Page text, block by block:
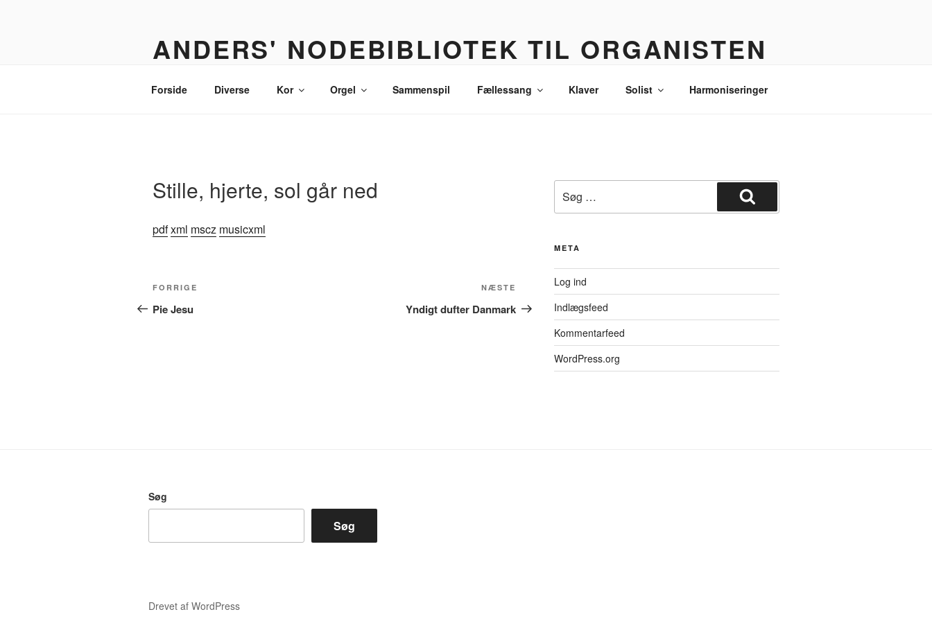
ANDERS' NODEBIBLIOTEK TIL ORGANISTEN
Forside Diverse Kor Orgel Sammenspil Fællessang Klaver Solist Harmoniseringer
Stille, hjerte, sol går ned
pdfxml mscz musicxml
Indlægsnavigation
Forrige
indlæg
FORRIGE
Pie Jesu
indlæg
NÆSTE
Yndigt dufter Danmark
efter:
Søg
META
Log ind
Indlægsfeed
Kommentarfeed
WordPress.org
Søg
Søg
Drevet af WordPress